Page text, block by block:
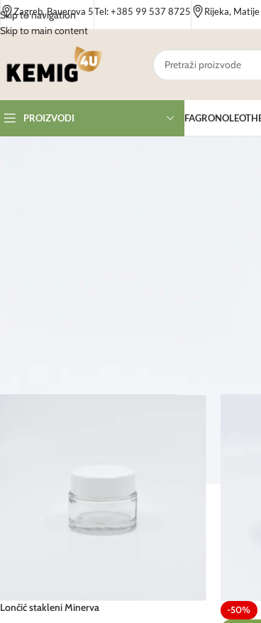
Skip to navigation
Skip to main content
Zagreb, Bauerova 5Tel: +385 99 537 8725 Rijeka, Matije
PROIZVODI FAGRON
Stakleni lončići koriste se kao ambalaža za kreme, balzame
Ponuda uključuje prozirne i obojene lončiće koji osiguravaju
Stakleni lončići prikladni su za različite vrste formulacija, a
Kemig4U webshop omogućuje jednostavnu kupnju i brzu
Lončić stakleni Minerva
-50%